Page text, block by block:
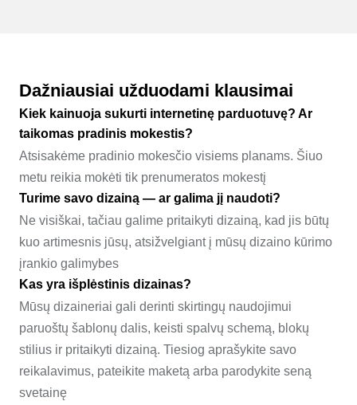
Dažniausiai užduodami klausimai
Kiek kainuoja sukurti internetinę parduotuvę? Ar
taikomas pradinis mokestis?
Atsisakėme pradinio mokesčio visiems planams. Šiuo
metu reikia mokėti tik prenumeratos mokestį
Turime savo dizainą — ar galima jį naudoti?
Ne visiškai, tačiau galime pritaikyti dizainą, kad jis būtų
kuo artimesnis jūsų, atsižvelgiant į mūsų dizaino kūrimo
įrankio galimybes
Kas yra išplėstinis dizainas?
Mūsų dizaineriai gali derinti skirtingų naudojimui
paruoštų šablonų dalis, keisti spalvų schemą, blokų
stilius ir pritaikyti dizainą. Tiesiog aprašykite savo
reikalavimus, pateikite maketą arba parodykite seną
svetainę